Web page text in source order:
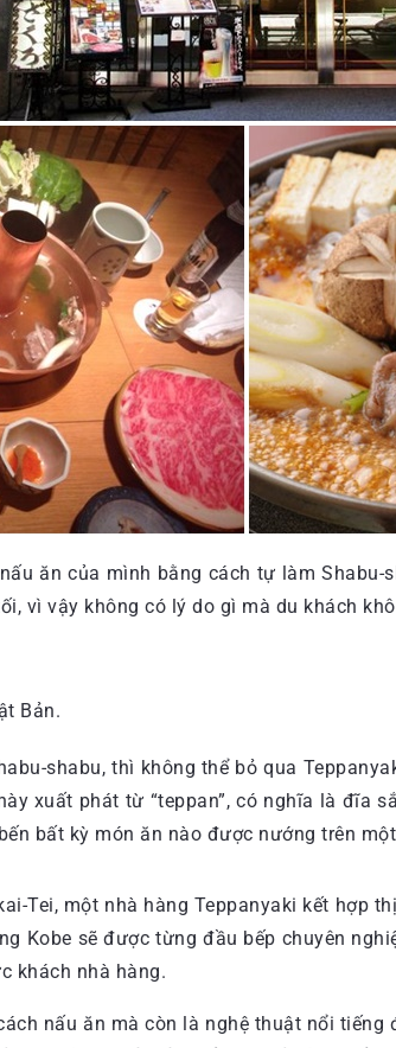
ăn của mình bằng cách tự làm
vì vậy không có lý do gì mà du khách
Bản.
shabu, thì không thể bỏ qua
xuất phát từ “teppan”, có nghĩa là đĩa
bất kỳ món ăn nào được nướng trên
Tei, một nhà hàng Teppanyaki kết hợp
Kobe sẽ được từng đầu bếp chuyên
khách nhà hàng.
nấu ăn mà còn là nghệ thuật nổi